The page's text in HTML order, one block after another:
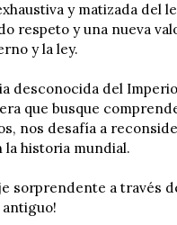
y matizada del
respeto y una nueva
y la ley.
desconocida del
que busque
nos desafía a
la historia mundial.
sorprendente a través